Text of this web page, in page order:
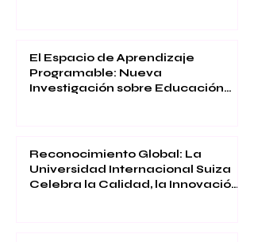
El Espacio de Aprendizaje
Programable: Nueva
Investigación sobre Educación
Reconocimiento Global: La
Universidad Internacional Suiza
Celebra la Calidad, la Innovación